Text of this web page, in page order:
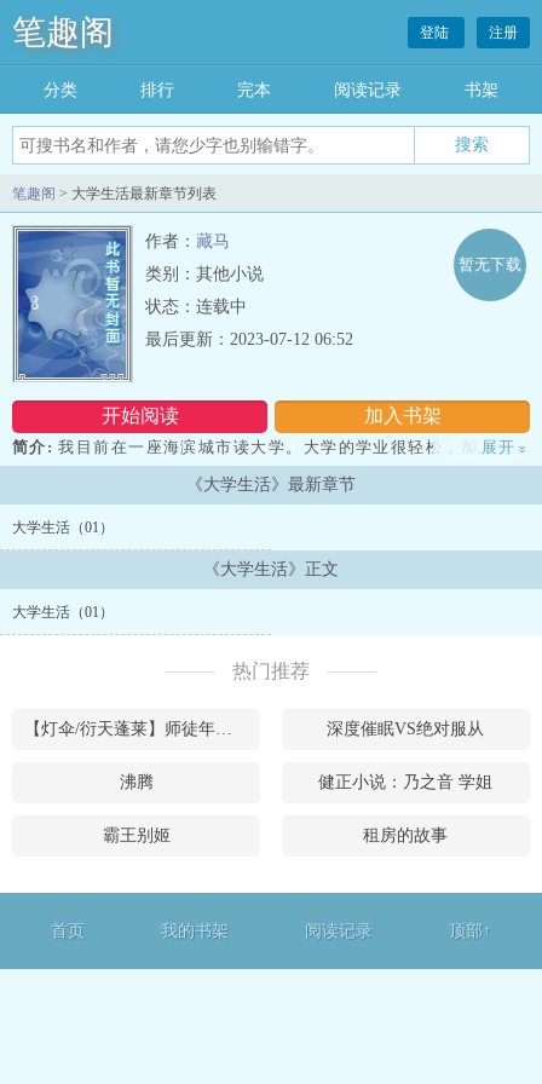
笔趣阁 登陆 注册
分类 排行 完本 阅读记录 书架
笔趣阁 > 大学生活最新章节列表
作者： 藏马
类别：其他小说
状态：连载中
开始阅读 加入书架
暂无下载
最后更新：2023-07-12 06:52
简介: 我目前在一座海滨城市读大学。大学的学业很轻松，加上我学
习成绩一向很 好，所以平时有很多空余时间，在我读书的城市，有一
个朋友。一位３０多岁的 中年妇女，离了婚，女儿判给了她老公，目
前单身一人。 我平时叫她霞姐，霞姐有１。７米，身材丰满，容貌端
很好，周六日常叫我到他家里住。...
展开 »
《大学生活》最新章节
大学生活（01）
《大学生活》正文
大学生活（01）
热门推荐
【灯伞/衍天蓬莱】师徒年下囚禁 明灯 深度催眠VS绝对服从
沸腾 健正小说：乃之音 学姐
霸王别姬 租房的故事
首页 我的书架 阅读记录 顶部↑